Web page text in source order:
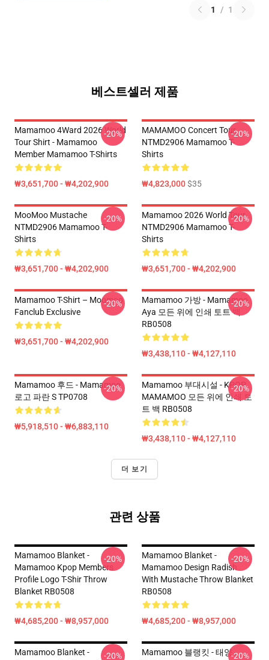
1 / 1
베스트셀러 제품
Mamamoo 4Ward 2026 World
Tour Shirt - Mamamoo
Member Mamamoo T-Shirts
₩3,651,700 - ₩4,202,900
-20%
MAMAMOO Concert Tour
NTMD2906 Mamamoo T-
Shirts
₩4,823,000$35
-20%
MooMoo Mustache
NTMD2906 Mamamoo T-
Shirts
₩3,651,700 - ₩4,202,900
-20%
Mamamoo 2026 World Tour
NTMD2906 Mamamoo T-
Shirts
₩3,651,700 - ₩4,202,900
-20%
Mamamoo T-Shirt – Moomoo
Fanclub Exclusive
₩3,651,700 - ₩4,202,900
-20%
Mamamoo 가방 - Mamamoo
Aya 모든 위에 인쇄 토트 백
RB0508
₩3,438,110 - ₩4,127,110
-20%
Mamamoo 후드 - Mamamoo
로고 파란 S TP0708
₩5,918,510 - ₩6,883,110
-20%
Mamamoo 부대시설 - KPOP
MAMAMOO 모든 위에 인쇄 토
트 백 RB0508
₩3,438,110 - ₩4,127,110
-20%
더 보기
관련 상품
Mamamoo Blanket -
Mamamoo Kpop Members
Profile Logo T-Shir Throw
Blanket RB0508
₩4,685,200 - ₩8,957,000
-20%
Mamamoo Blanket -
Mamamoo Design Radish
With Mustache Throw Blanket
RB0508
₩4,685,200 - ₩8,957,000
-20%
Mamamoo Blanket -
-20%
Mamamoo 블랭킷 - 태양 --20%